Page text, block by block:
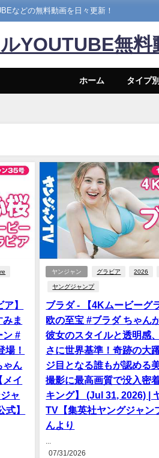
などの無料動画を日々更新！
YOUTUBE無料
ホーム タイプ別
】
ま
ン #
場！
ゃん
メイ
ャ
式】
ヤンジャン グラビア 2026
ヤングジャンプ
ブラダ - 【4Kムービーグ
欧の至宝 #ブラダ ちゃん
彼女のスタイルと透明感
さに世界基準！奇跡の大
ジ目となる誰もが認める
撮影に最高画質で没入密
キング】 (Jul 31, 2026) |
TV【集英社ヤングジャン
んより
07/31/2026